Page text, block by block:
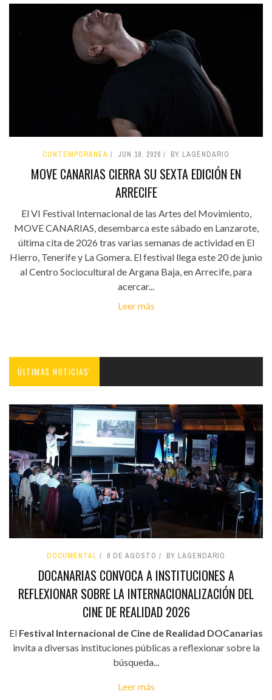
CONTEMPORÁNEA JUN 19, 2026 BY LAGENDARIO
MOVE CANARIAS CIERRA SU SEXTA EDICIÓN EN
ARRECIFE
El VI Festival Internacional de las Artes del Movimiento,
MOVE CANARIAS, desembarca este sábado en Lanzarote,
última cita de 2026 tras varias semanas de actividad en El
Hierro, Tenerife y La Gomera. El festival llega este 20 de junio
al Centro Sociocultural de Argana Baja, en Arrecife, para
acercar...
Leer más
ÚLTIMAS NOTICIAS'
DOCUMENTAL 6 DE AGOSTO BY LAGENDARIO
DOCANARIAS CONVOCA A INSTITUCIONES A
REFLEXIONAR SOBRE LA INTERNACIONALIZACIÓN DEL
CINE DE REALIDAD 2026
El Festival Internacional de Cine de Realidad DOCanarias
invita a diversas instituciones públicas a reflexionar sobre la
búsqueda...
Leer más